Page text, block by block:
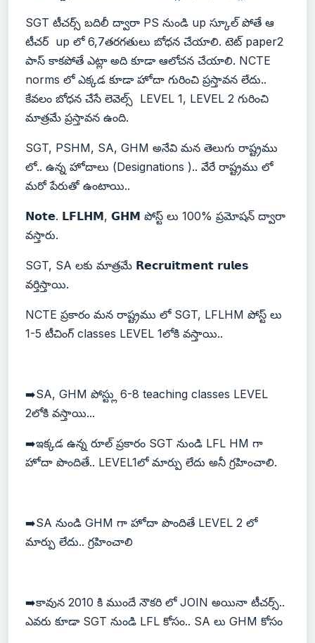
SGT టీచర్స్ బదిలీ ద్వారా PS నుండి up స్కూల్ పోతే ఆ
టీచర్ up లో 6,7తరగతులు బోధన చేయాలి. టెట్ paper2
పాస్ కాకపోతే ఎట్లా అది కూడా ఆలోచన చేయాలి. NCTE
norms లో ఎక్కడ కూడా హోదా గురించి ప్రస్తావన లేదు..
కేవలం బోధన చేసే లెవెల్స్ LEVEL 1, LEVEL 2 గురించి
మాత్రమే ప్రస్తావన ఉంది.
SGT, PSHM, SA, GHM అనేవి మన తెలుగు రాష్ట్రము
లో.. ఉన్న హోదాలు (Designations ).. వేరే రాష్ట్రము లో
మరో పేరుతో ఉంటాయి..
𝗡𝗼𝘁𝗲. 𝗟𝗙𝗟𝗛𝗠, 𝗚𝗛𝗠 పోస్ట్ లు 100% ప్రమోషన్ ద్వారా
వస్తారు.
SGT, SA లకు మాత్రమే 𝗥𝗲𝗰𝗿𝘂𝗶𝘁𝗺𝗲𝗻𝘁 𝗿𝘂𝗹𝗲𝘀
వర్తిస్తాయి.
NCTE ప్రకారం మన రాష్ట్రము లో SGT, LFLHM పోస్ట్ లు
1-5 టీచింగ్ classes LEVEL 1లోకి వస్తాయి..
➡️SA, GHM పోస్ట్లు 6-8 teaching classes LEVEL
2లోకి వస్తాయి...
➡️ఇక్కడ ఉన్న రూల్ ప్రకారం SGT నుండి LFL HM గా
హోదా పొందితే.. LEVEL1లో మార్పు లేదు అనీ గ్రహించాలి.
➡️SA నుండి GHM గా హోదా పొందితే LEVEL 2 లో
మార్పు లేదు.. గ్రహించాలి
➡️కావున 2010 కి ముందే నౌకరి లో JOIN అయినా టీచర్స్..
ఎవరు కూడా SGT నుండి LFL కోసం.. SA లు GHM కోసం